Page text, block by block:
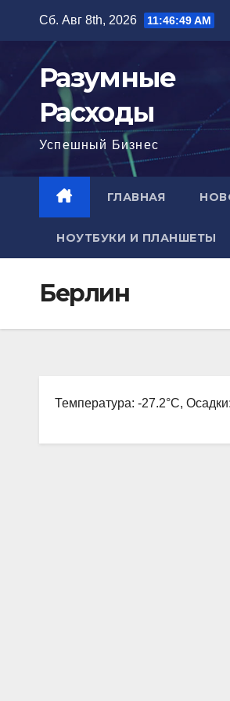
содержимому
Сб. Авг 8th, 2026 11:46:50 AM
Разумные
Расходы
Успешный Бизнес
ГЛАВНАЯ
НОУТБУКИ И ПЛАНШЕТЫ
Берлин
Температура: -27.2°C,